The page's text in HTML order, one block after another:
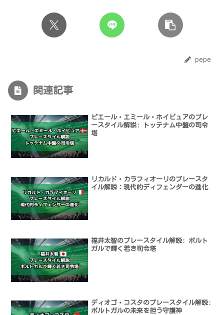
pepe
関連記事
ピエール・エミール・ホイビュアのプレ
ースタイル解説: トッテナム中盤の司令
塔
リカルド・カラフィオーリのプレースタ
イル解説：現代的ディフェンダーの進化
福井太智のプレースタイル解説: ポルト
ガルで輝く若き司令塔
ディオゴ・コスタのプレースタイル解説:
ポルトガルの未来を担う守護神